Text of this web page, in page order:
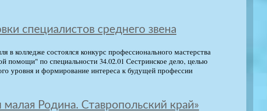
специалистов среднего звена
колледже состоялся конкурс профессионального мастерства
помощи" по специальности 34.02.01 Сестринское дело, целью
уровня и формирование интереса к будущей профессии
Родина. Ставропольский край»